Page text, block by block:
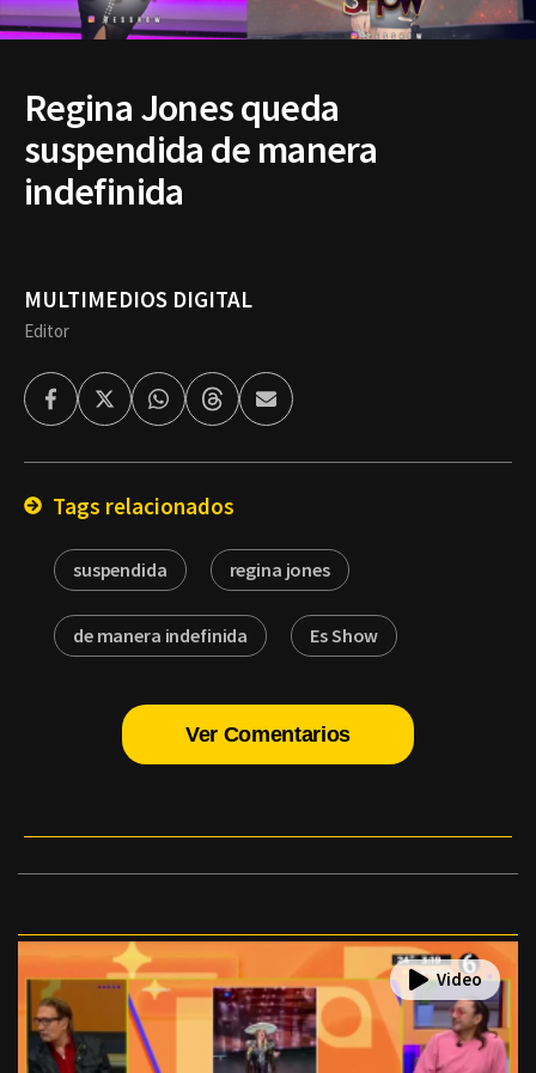
Regina Jones queda
suspendida de manera
indefinida
MULTIMEDIOS DIGITAL
Editor
FacebookTwitterWhatsappThreadsEnviar
por
Tags relacionados
suspendida regina jones
de manera indefinida Es Show
Ver Comentarios